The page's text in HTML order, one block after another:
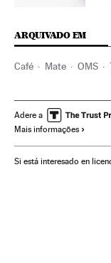
ARQUIVADO EM
Café Mate OMS
Política sanitária
Organizações
Relações exteriores
Adere a
Mais informações
Si está interesado en